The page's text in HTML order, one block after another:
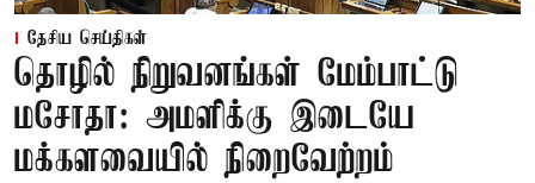
தேசிய செய்திகள்
தொழில் நிறுவனங்கள் மேம்பாட்டு
மசோதா: அமளிக்கு இடையே
மக்களவையில் நிறைவேற்றம்